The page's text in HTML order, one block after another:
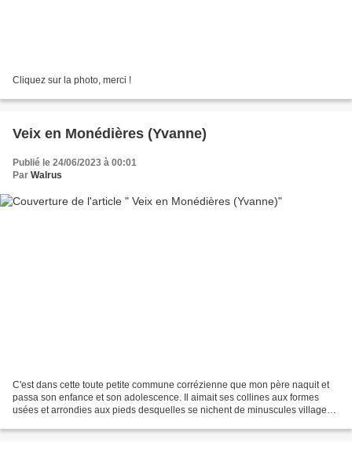
Cliquez sur la photo, merci !
Veix en Monédières (Yvanne)
Publié le 24/06/2023 à 00:01
Par Walrus
C'est dans cette toute petite commune corrézienne que mon père naquit et
passa son enfance et son adolescence. Il aimait ses collines aux formes
usées et arrondies aux pieds desquelles se nichent de minuscules villages